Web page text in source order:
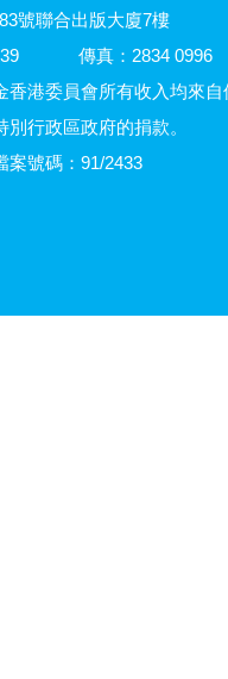
號聯合出版大廈7樓
傳真：2834 0996
香港委員會所有收入均來
別行政區政府的捐款。
案號碼：91/2433